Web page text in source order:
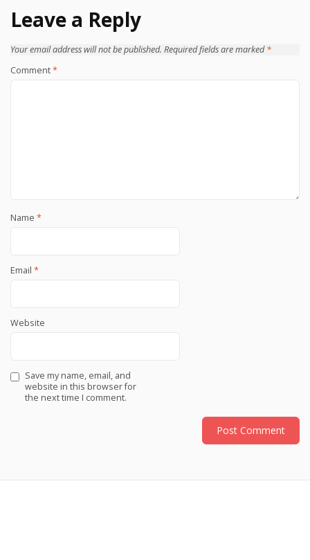
Leave a Reply
Your email address will not be published. Required fields are marked*
Comment*
Name *
Email *
Website
Save my name, email, and
website in this browser for
the next time I comment.